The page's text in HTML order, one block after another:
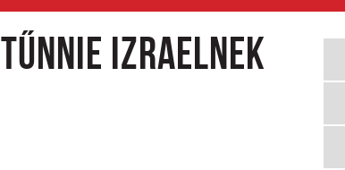
Izraelnek